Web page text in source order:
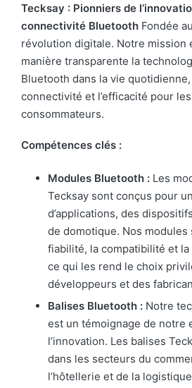
Tecksay : Pionniers de
connectivité Bluetooth Fondée
révolution digitale. Notre mission
manière transparente la
Bluetooth dans la vie
connectivité et l’efficacité pour
consommateurs.
Compétences clés :
Modules Bluetooth :Les
Tecksay sont conçus pour
d’applications, des
de domotique. Nos
fiabilité, la compatibilité et la
ce qui les rend le choix
développeurs et des
Balises Bluetooth :Notre
est un témoignage de notre
l’innovation. Les balises
dans les secteurs du
l’hôtellerie et de la